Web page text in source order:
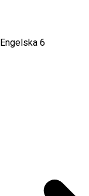
Engelska 6